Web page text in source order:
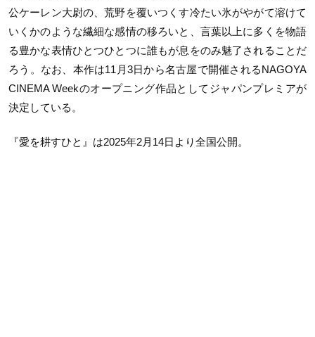
公ケーレン大尉の、荒野を覆いつくす冷たい氷がやがて溶けて
いくかのような繊細な感情の移ろいと、言葉以上に多くを物語
る豊かな表情ひとつひとつに誰もが息をのみ魅了されることだ
ろう。なお、本作は11月3日から名古屋で開催されるNAGOYA
CINEMA Weekのオープニング作品としてジャパンプレミアが
決定している。
『愛を耕すひと』は2025年2月14日より全国公開。